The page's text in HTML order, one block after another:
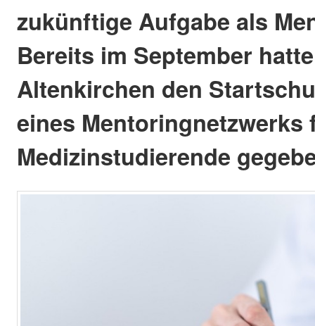
zukünftige Aufgabe als
Bereits im September
Altenkirchen den
eines Mentoringnetzwerks
Medizinstudierende